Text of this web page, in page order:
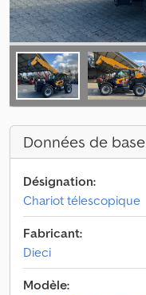
Données de base
Désignation:
Chariot télescopique
Fabricant:
Dieci
Modèle: